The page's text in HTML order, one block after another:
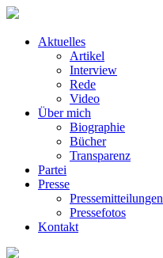
Aktuelles
Artikel
Interview
Rede
Video
Über mich
Biographie
Bücher
Transparenz
Partei
Presse
Pressemitteilungen
Pressefotos
Kontakt